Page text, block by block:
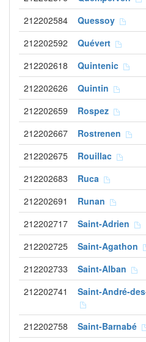
212202584 Quessoy
212202592 Quévert
212202618 Quintenic
212202626 Quintin
212202659 Rospez
212202667 Rostrenen
212202675 Rouillac
212202683 Ruca
212202691 Runan
212202717 Saint-Adrien
212202725 Saint-Agathon
212202733 Saint-Alban
212202741 Saint-André-
212202758 Saint-Barnabé